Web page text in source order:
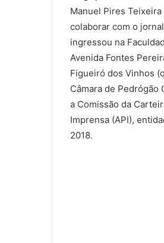
Manuel Pires
colaborar com o
ingressou na
Avenida Fontes
Figueiró dos Vinhos
Câmara de Pedrógão
a Comissão da
Imprensa (API),
2018.